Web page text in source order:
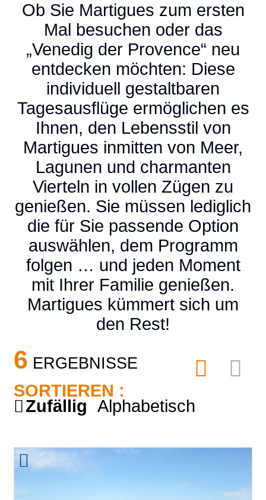
Ob Sie Martigues zum ersten
Mal besuchen oder das
„Venedig der Provence“ neu
entdecken möchten: Diese
individuell gestaltbaren
Tagesausflüge ermöglichen es
Ihnen, den Lebensstil von
Martigues inmitten von Meer,
Lagunen und charmanten
Vierteln in vollen Zügen zu
genießen. Sie müssen lediglich
die für Sie passende Option
auswählen, dem Programm
folgen … und jeden Moment
mit Ihrer Familie genießen.
Martigues kümmert sich um
den Rest!
6 ERGEBNISSE
SORTIEREN :
Zufällig
Alphabetisch